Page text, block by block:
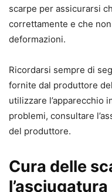
scarpe per assicurarsi
correttamente e che
deformazioni.
Ricordarsi sempre di
fornite dal produttore
utilizzare l’apparecchio
problemi, consultare
del produttore.
Cura delle
l’asciugatura